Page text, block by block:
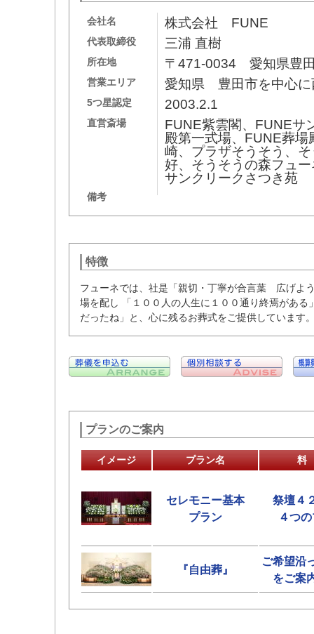
会社名 株式会社 FUNE
代表取締役 三浦 直樹
所在地 〒471-0034 愛知県豊
営業エリア 愛知県 豊田市を中心に
5つ星認定 2003.2.1
直営斎場
FUNE紫雲閣、FUNEサ
殿第一式場、FUNE葬
崎、プラザそうそう、
好、そうそうの森フュ
サンクリークさつき苑
備考
特徴
フューネでは、社是「親切・丁寧が合言葉 広げよ
場を配し 「１００人の人生に１００通り終焉があ
だったね」と、心に残るお葬式をご提供しています
プランのご案内
イメージ プラン名 料
セレモニー基本
プラン
祭壇４
４つ
『自由葬』
ご希望沿
をご案